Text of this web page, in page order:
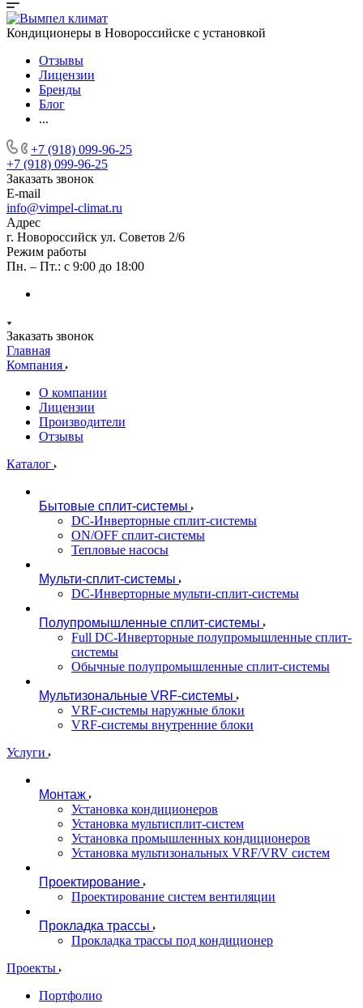
Кондиционеры в Новороссийске с установкой
Отзывы
Лицензии
Бренды
Блог
...
+7 (918) 099-96-25
+7 (918) 099-96-25
Заказать звонок
E-mail
info@vimpel-climat.ru
Адрес
г. Новороссийск ул. Советов 2/6
Режим работы
Пн. – Пт.: с 9:00 до 18:00
Заказать звонок
Главная
Компания
О компании
Лицензии
Производители
Отзывы
Каталог
Бытовые сплит-системы
DC-Инверторные сплит-системы
ON/OFF сплит-системы
Тепловые насосы
Мульти-сплит-системы
DC-Инверторные мульти-сплит-системы
Полупромышленные сплит-системы
Full DC-Инверторные полупромышленные сплит-
системы
Обычные полупромышленные сплит-системы
Мультизональные VRF-системы
VRF-системы наружные блоки
VRF-системы внутренние блоки
Услуги
Монтаж
Установка кондиционеров
Установка мультисплит-систем
Установка промышленных кондиционеров
Установка мультизональных VRF/VRV систем
Проектирование
Проектирование систем вентиляции
Прокладка трассы
Прокладка трассы под кондиционер
Проекты
Портфолио